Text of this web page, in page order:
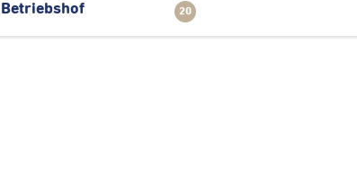
Betriebshof
20